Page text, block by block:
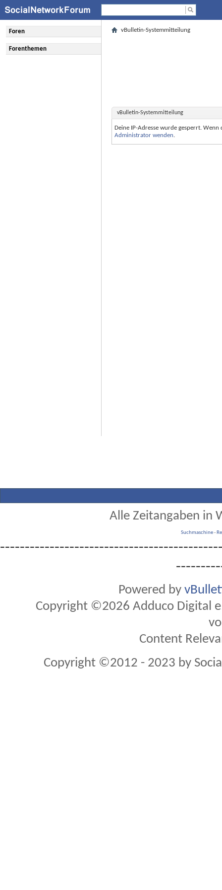
Foren
Forenthemen
vBulletin-Systemmitteilung
vBulletin-Systemmitteilung
Deine IP-Adresse wurde gesperrt.
Administrator wenden.
Alle Zeitangaben in
Suchmaschine-
Powered by
Copyright ©2026 Adduco Digital
Content
Copyright ©2012 - 2023 by